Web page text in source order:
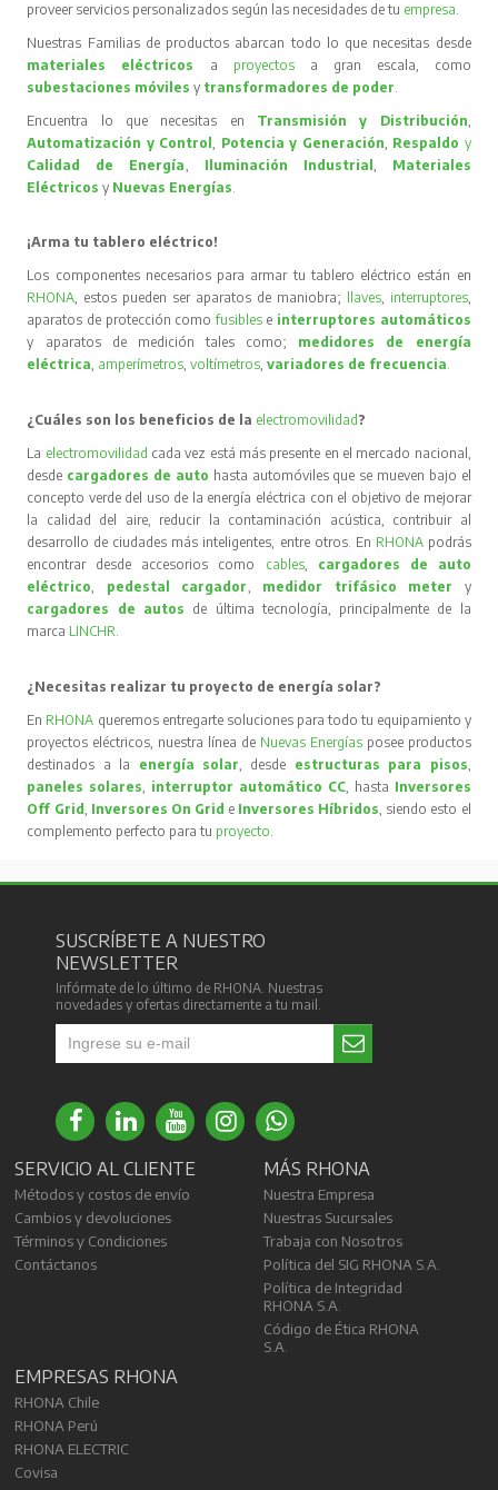
proveer servicios personalizados según las necesidades de tu empresa.
Nuestras Familias de productos abarcan todo lo que necesitas desde
materiales eléctricos
a proyectos
a gran escala, como
subestaciones móvilesy transformadores de poder.
Encuentra lo que necesitas en Transmisión y Distribución,
Automatización y Control, Potencia y Generación, Respaldo y
Calidad de Energía, Iluminación Industrial , Materiales
Eléctricos y Nuevas Energías.
¡Arma tu tablero eléctrico!
Los componentes necesarios para armar tu tablero eléctrico están en
RHONA, estos pueden ser aparatos de maniobra; llaves, interruptores,
aparatos de protección comofusibles e interruptores automáticos
y aparatos de medición tales como; medidores de energía
eléctrica, amperímetros,voltímetros,variadores de frecuencia.
¿Cuáles son los beneficios de la electromovilidad ?
La electromovilidad cada vez está más presente en el mercado nacional,
desde cargadores de auto hasta automóviles que se mueven bajo el
concepto verde del uso de la energía eléctrica con el objetivo de mejorar
la calidad del aire, reducir la contaminación acústica, contribuir al
desarrollo de ciudades más inteligentes, entre otros. En RHONA podrás
encontrar desde accesorios como cables, cargadores de auto
eléctrico, pedestal cargador, medidor trifásico meter
y
cargadores de autos de última tecnología, principalmente de la
marca LINCHR.
¿Necesitas realizar tu proyecto de energía solar?
En RHONA queremos entregarte soluciones para todo tu equipamiento y
proyectos eléctricos, nuestra línea de Nuevas Energíasposee productos
destinados a la energía solar, desde estructuras para pisos,
paneles solares, interruptor automático CC, hasta Inversores
Off Grid, Inversores On Grid e Inversores Híbridos, siendo esto el
complemento perfecto para tu proyecto.
SUSCRÍBETE A NUESTRO
NEWSLETTER
Infórmate de lo último de RHONA. Nuestras
novedades y ofertas directamente a tu mail.
SERVICIO AL CLIENTE
Métodos y costos de envío
Cambios y devoluciones
Términos y Condiciones
Contáctanos
MÁS RHONA
Nuestra Empresa
Nuestras Sucursales
Trabaja con Nosotros
Política del SIG RHONA S.A.
Política de Integridad
RHONA S.A.
Código de Ética RHONA
S.A.
EMPRESAS RHONA
RHONA Chile
RHONA Perú
RHONA ELECTRIC
Covisa